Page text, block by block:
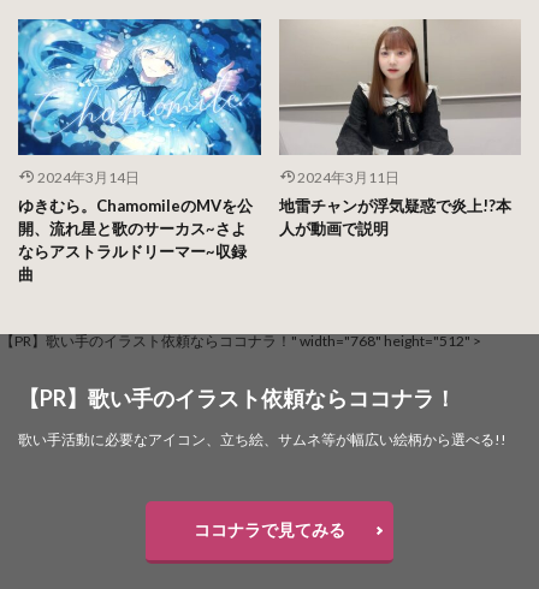
2024年3月14日
ゆきむら。ChamomileのMVを公
開、流れ星と歌のサーカス~さよ
ならアストラルドリーマー~収録
曲
2024年3月11日
地雷チャンが浮気疑惑で炎上!?本
人が動画で説明
【PR】歌い手のイラスト依頼ならココナラ！" width="768" height="512" >
【PR】歌い手のイラスト依頼ならココナラ！
歌い手活動に必要なアイコン、立ち絵、サムネ等が幅広い絵柄から選べる!!
ココナラで見てみる